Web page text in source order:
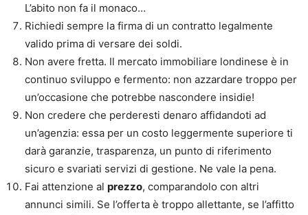
L’abito non fa il monaco…
Richiedi sempre la firma di un contratto legalmente
valido prima di versare dei soldi.
Non avere fretta. Il mercato immobiliare londinese è in
continuo sviluppo e fermento: non azzardare troppo per
un’occasione che potrebbe nascondere insidie!
Non credere che perderesti denaro affidandoti ad
un’agenzia: essa per un costo leggermente superiore ti
darà garanzie, trasparenza, un punto di riferimento
sicuro e svariati servizi di gestione. Ne vale la pena.
Fai attenzione al prezzo, comparandolo con altri
annunci simili. Se l’offerta è troppo allettante, se l’affitto